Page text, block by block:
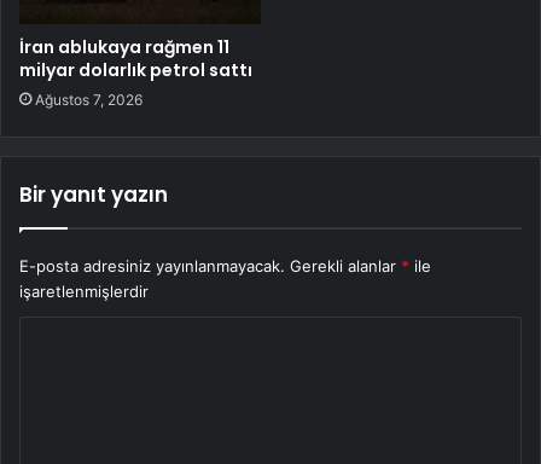
İran ablukaya rağmen 11
milyar dolarlık petrol sattı
Ağustos 7, 2026
Bir yanıt yazın
E-posta adresiniz yayınlanmayacak. Gerekli alanlar * ile
işaretlenmişlerdir